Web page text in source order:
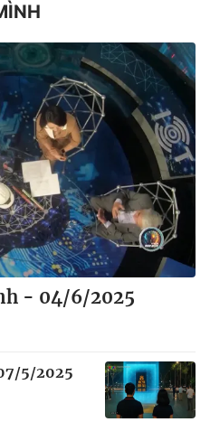
- 04/6/2025
5/2025